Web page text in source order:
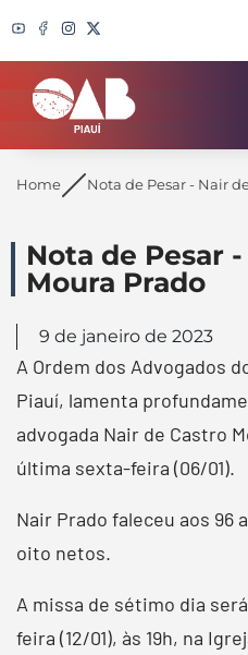
Search
Home Nota de Pesar - Nair
Nota de Pesar
Moura Prado
9 de janeiro de 2023
A Ordem dos Advogados
Piauí, lamenta
advogada Nair de Castro
última sexta-feira (06/01).
Nair Prado faleceu aos 96
oito netos.
A missa de sétimo dia
feira (12/01), às 19h, na